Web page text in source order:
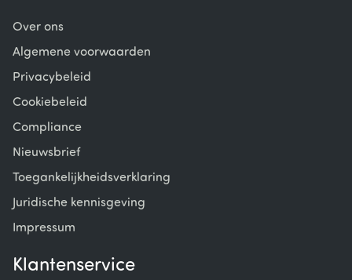
Over ons
Algemene voorwaarden
Privacybeleid
Cookiebeleid
Compliance
Nieuwsbrief
Toegankelijkheidsverklaring
Juridische kennisgeving
Impressum
Klantenservice